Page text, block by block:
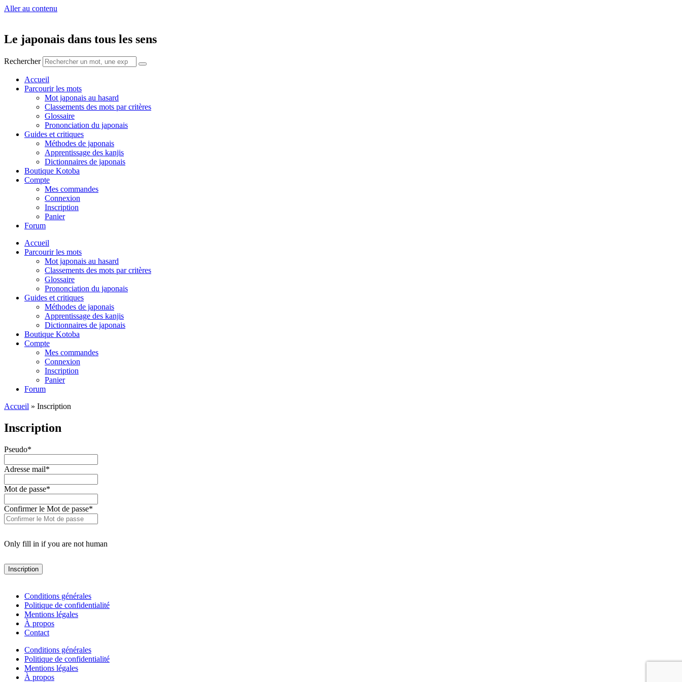
Aller au contenu
Le japonais dans tous les sens
Rechercher
Accueil
Parcourir les mots
Mot japonais au hasard
Classements des mots par critères
Glossaire
Prononciation du japonais
Guides et critiques
Méthodes de japonais
Apprentissage des kanjis
Dictionnaires de japonais
Boutique Kotoba
Compte
Mes commandes
Connexion
Inscription
Panier
Forum
Accueil
Parcourir les mots
Mot japonais au hasard
Classements des mots par critères
Glossaire
Prononciation du japonais
Guides et critiques
Méthodes de japonais
Apprentissage des kanjis
Dictionnaires de japonais
Boutique Kotoba
Compte
Mes commandes
Connexion
Inscription
Panier
Forum
Accueil » Inscription
Inscription
Pseudo*
Adresse mail*
Mot de passe*
Confirmer le Mot de passe*
Only fill in if you are not human
Conditions générales
Politique de confidentialité
Mentions légales
À propos
Contact
Conditions générales
Politique de confidentialité
Mentions légales
À propos